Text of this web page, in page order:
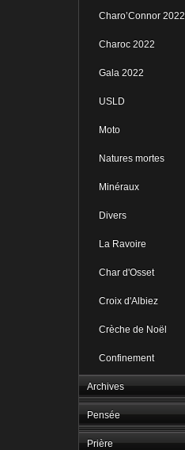
Charo’Connor 2022
Charoc 2022
Gala 2022
USLD
Moto
Natures mortes
Minéraux
Divers
La Ravoire
Char d'Osset
Croix d'Albiez
Crèche de Noël
Confinement
Archives
Pensée
Prière